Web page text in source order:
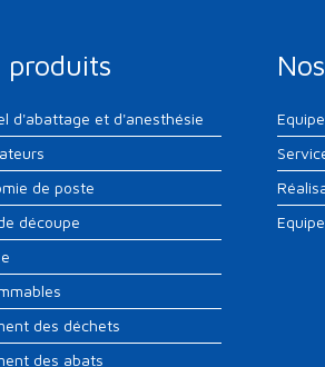
produits
d'abattage et d'anesthésie
de poste
découpe
des déchets
des abats